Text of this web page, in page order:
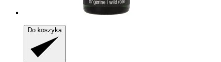
Do koszyka